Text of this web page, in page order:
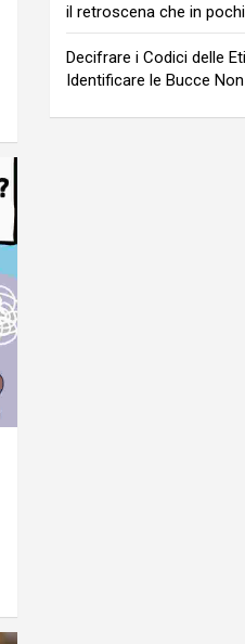
il retroscena che in
Decifrare i Codici delle
Identificare le Bucce